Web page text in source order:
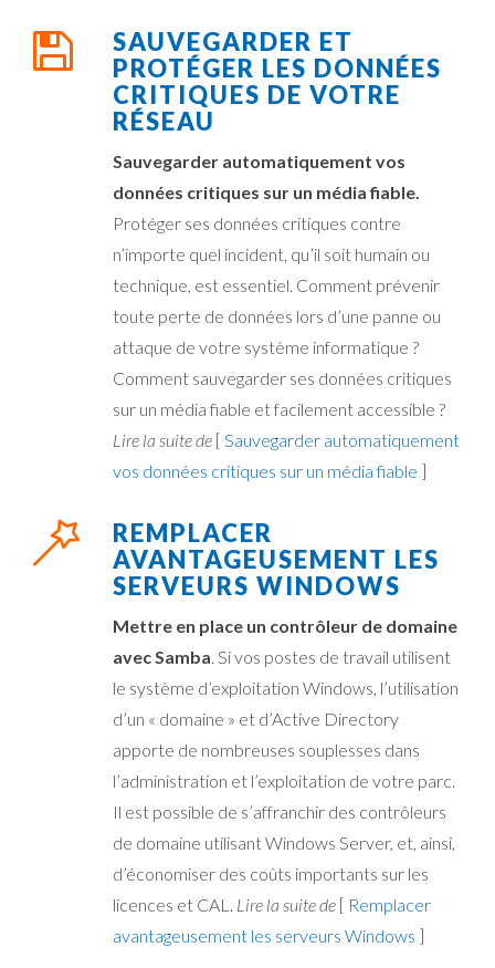
SAUVEGARDER ET
PROTÉGER LES DONNÉES
CRITIQUES DE VOTRE
RÉSEAU
Sauvegarder automatiquement vos
données critiques sur un média fiable.
Protéger ses données critiques contre
n’importe quel incident, qu’il soit humain ou
technique, est essentiel. Comment prévenir
toute perte de données lors d’une panne ou
attaque de votre système informatique ?
Comment sauvegarder ses données critiques
sur un média fiable et facilement accessible ?
Lire la suite de [ Sauvegarder automatiquement
vos données critiques sur un média fiable ]
REMPLACER
AVANTAGEUSEMENT LES
SERVEURS WINDOWS
Mettre en place un contrôleur de domaine
avec Samba. Si vos postes de travail utilisent
le système d’exploitation Windows, l’utilisation
d’un « domaine » et d’Active Directory
apporte de nombreuses souplesses dans
l’administration et l’exploitation de votre parc.
Il est possible de s’affranchir des contrôleurs
de domaine utilisant Windows Server, et, ainsi,
d’économiser des coûts importants sur les
licences et CAL. Lire la suite de [ Remplacer
avantageusement les serveurs Windows ]